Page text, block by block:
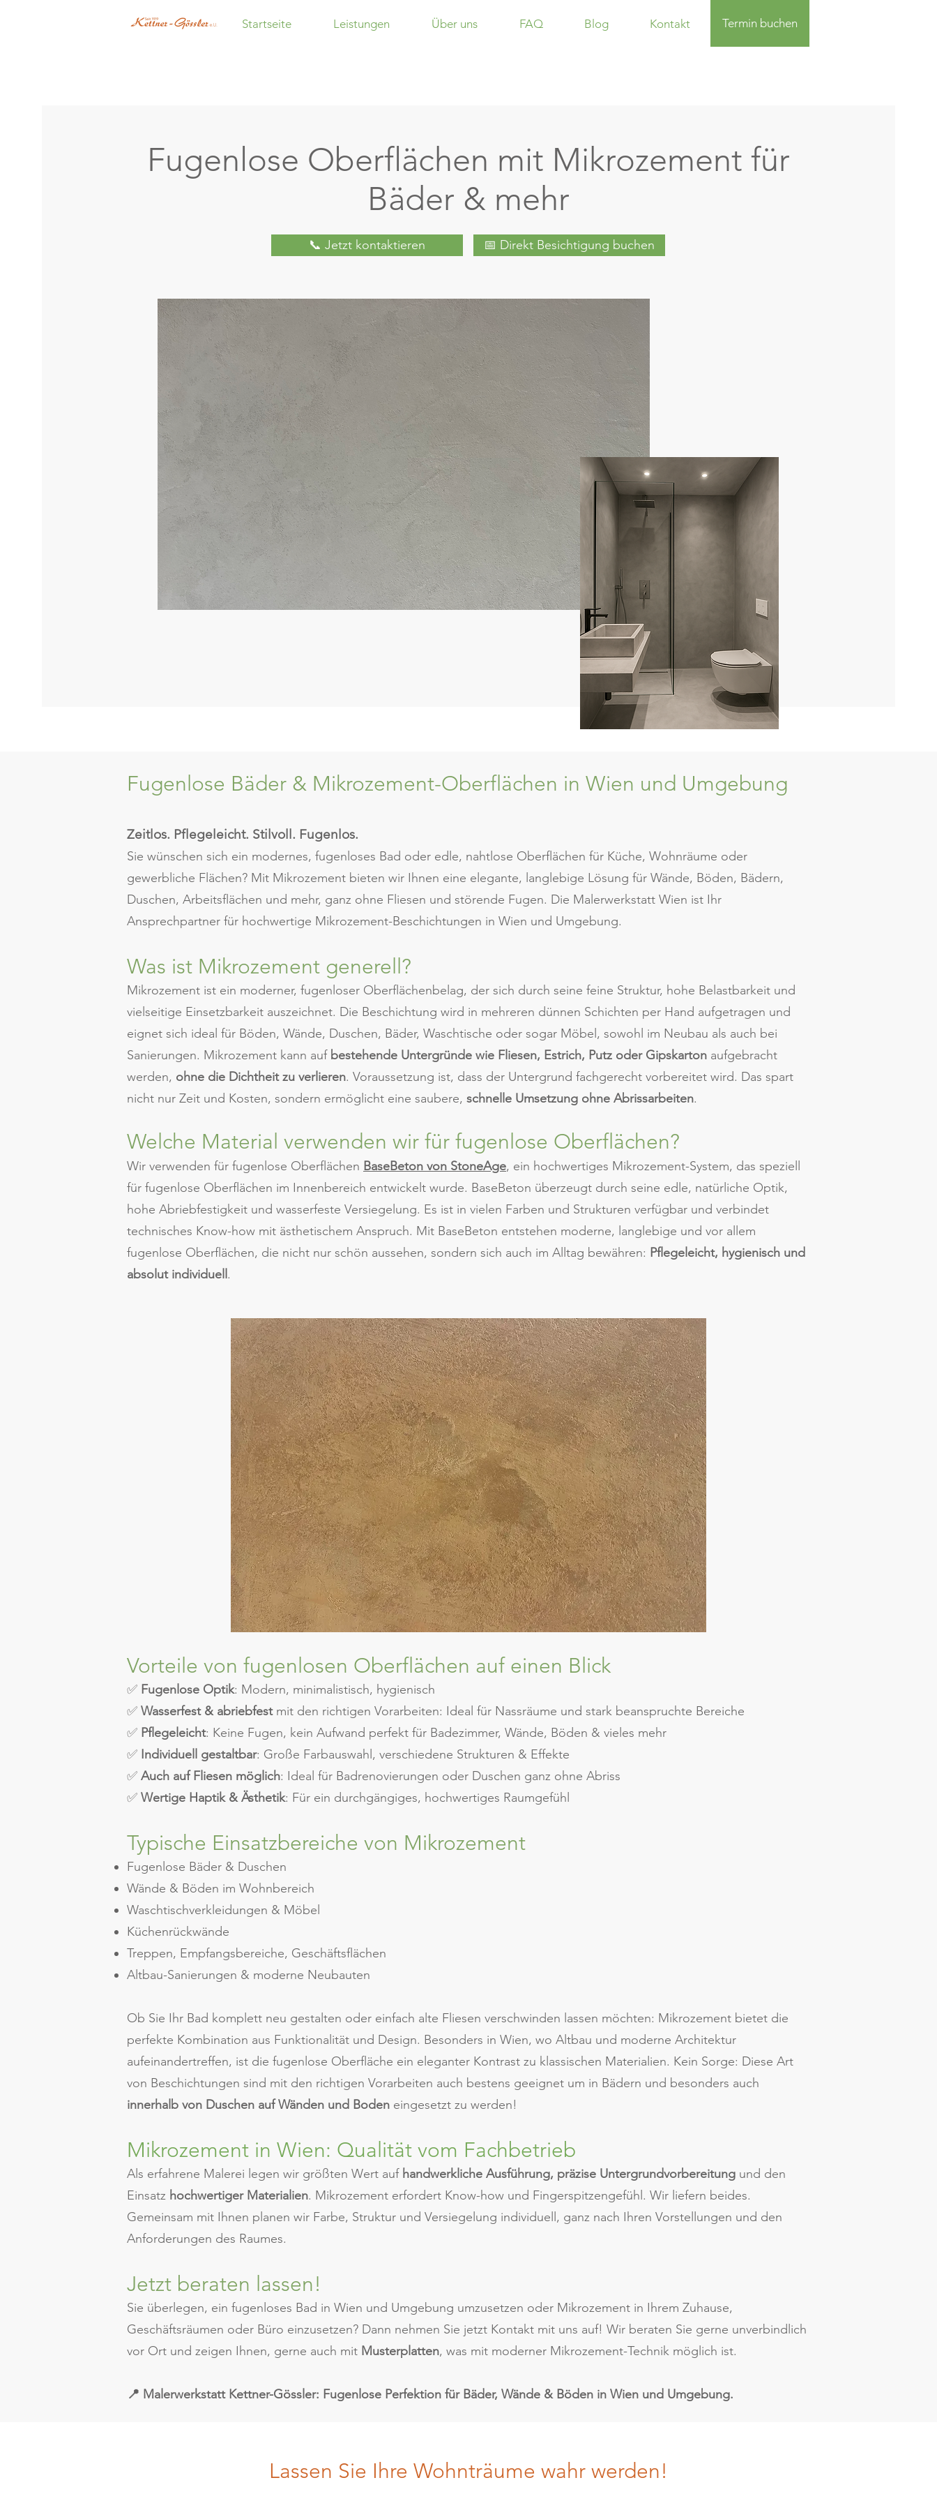
Startseite Leistungen Über uns FAQ Blog Kontakt Termin buchen
Fugenlose Oberflächen mit Mikrozement für
Bäder & mehr
📞 Jetzt kontaktieren 📅 Direkt Besichtigung buchen
​Fugenlose Bäder & Mikrozement-Oberflächen in Wien und Umgebung
Zeitlos. Pflegeleicht. Stilvoll. Fugenlos.
Sie wünschen sich ein modernes, fugenloses Bad oder edle, nahtlose Oberflächen für Küche, Wohnräume oder
gewerbliche Flächen? Mit Mikrozement bieten wir Ihnen eine elegante, langlebige Lösung für Wände, Böden, Bädern,
Duschen, Arbeitsflächen und mehr, ganz ohne Fliesen und störende Fugen. Die Malerwerkstatt Wien ist Ihr
Ansprechpartner für hochwertige Mikrozement-Beschichtungen in Wien und Umgebung.
Was ist Mikrozement generell?
Mikrozement ist ein moderner, fugenloser Oberflächenbelag, der sich durch seine feine Struktur, hohe Belastbarkeit und
vielseitige Einsetzbarkeit auszeichnet. Die Beschichtung wird in mehreren dünnen Schichten per Hand aufgetragen und
eignet sich ideal für Böden, Wände, Duschen, Bäder, Waschtische oder sogar Möbel, sowohl im Neubau als auch bei
Sanierungen. Mikrozement kann auf bestehende Untergründe wie Fliesen, Estrich, Putz oder Gipskarton aufgebracht
werden, ohne die Dichtheit zu verlieren. Voraussetzung ist, dass der Untergrund fachgerecht vorbereitet wird. Das spart
nicht nur Zeit und Kosten, sondern ermöglicht eine saubere, schnelle Umsetzung ohne Abrissarbeiten.
Welche Material verwenden wir für fugenlose Oberflächen?
Wir verwenden für fugenlose Oberflächen BaseBeton von StoneAge, ein hochwertiges Mikrozement-System, das speziell
für fugenlose Oberflächen im Innenbereich entwickelt wurde. BaseBeton überzeugt durch seine edle, natürliche Optik,
hohe Abriebfestigkeit und wasserfeste Versiegelung. Es ist in vielen Farben und Strukturen verfügbar und verbindet
technisches Know-how mit ästhetischem Anspruch. Mit BaseBeton entstehen moderne, langlebige und vor allem
fugenlose Oberflächen, die nicht nur schön aussehen, sondern sich auch im Alltag bewähren: Pflegeleicht, hygienisch und
absolut individuell .
Vorteile von fugenlosen Oberflächen auf einen Blick
✅ Fugenlose Optik: Modern, minimalistisch, hygienisch
✅ Wasserfest & abriebfest mit den richtigen Vorarbeiten: Ideal für Nassräume und stark beanspruchte Bereiche
✅ Pflegeleicht: Keine Fugen, kein Aufwand perfekt für Badezimmer, Wände, Böden & vieles mehr
✅ Individuell gestaltbar: Große Farbauswahl, verschiedene Strukturen & Effekte
✅ Auch auf Fliesen möglich: Ideal für Badrenovierungen oder Duschen ganz ohne Abriss
✅ Wertige Haptik & Ästhetik: Für ein durchgängiges, hochwertiges Raumgefühl
Typische Einsatzbereiche von Mikrozement
Fugenlose Bäder & Duschen
Wände & Böden im Wohnbereich
Waschtischverkleidungen & Möbel
Küchenrückwände
Treppen, Empfangsbereiche, Geschäftsflächen
Altbau-Sanierungen & moderne Neubauten
Ob Sie Ihr Bad komplett neu gestalten oder einfach alte Fliesen verschwinden lassen möchten: Mikrozement bietet die
perfekte Kombination aus Funktionalität und Design. Besonders in Wien, wo Altbau und moderne Architektur
aufeinandertreffen, ist die fugenlose Oberfläche ein eleganter Kontrast zu klassischen Materialien. Kein Sorge: Diese Art
von Beschichtungen sind mit den richtigen Vorarbeiten auch bestens geeignet um in Bädern und besonders auch
innerhalb von Duschen auf Wänden und Boden eingesetzt zu werden!
Mikrozement in Wien: Qualität vom Fachbetrieb
Als erfahrene Malerei legen wir größten Wert auf handwerkliche Ausführung, präzise Untergrundvorbereitung und den
Einsatz hochwertiger Materialien. Mikrozement erfordert Know-how und Fingerspitzengefühl. Wir liefern beides.
Gemeinsam mit Ihnen planen wir Farbe, Struktur und Versiegelung individuell, ganz nach Ihren Vorstellungen und den
Anforderungen des Raumes.
Jetzt beraten lassen!
Sie überlegen, ein fugenloses Bad in Wien und Umgebung umzusetzen oder Mikrozement in Ihrem Zuhause,
Geschäftsräumen oder Büro einzusetzen? Dann nehmen Sie jetzt Kontakt mit uns auf! Wir beraten Sie gerne unverbindlich
vor Ort und zeigen Ihnen, gerne auch mit Musterplatten, was mit moderner Mikrozement-Technik möglich ist.
📍 Malerwerkstatt Kettner-Gössler: Fugenlose Perfektion für Bäder, Wände & Böden in Wien und Umgebung.
Lassen Sie Ihre Wohnträume wahr werden!